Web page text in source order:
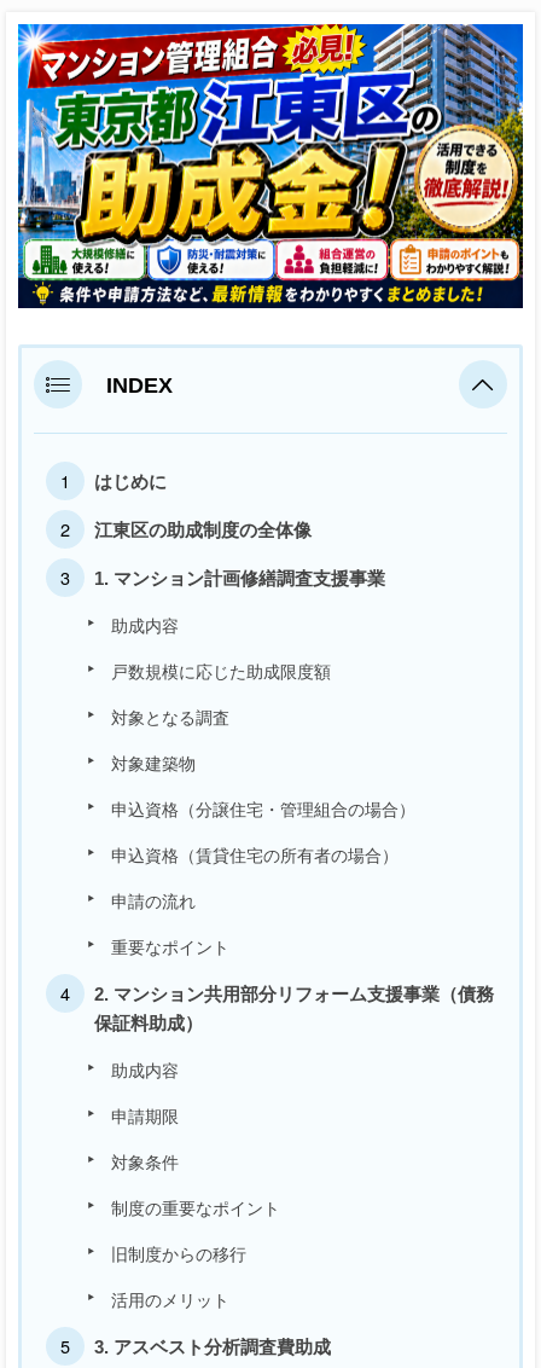
INDEX
はじめに
江東区の助成制度の全体像
1. マンション計画修繕調査支援事業
助成内容
戸数規模に応じた助成限度額
対象となる調査
対象建築物
申込資格（分譲住宅・管理組合の場合）
申込資格（賃貸住宅の所有者の場合）
申請の流れ
重要なポイント
2. マンション共用部分リフォーム支援事業（債務
保証料助成）
助成内容
申請期限
対象条件
制度の重要なポイント
旧制度からの移行
活用のメリット
3. アスベスト分析調査費助成